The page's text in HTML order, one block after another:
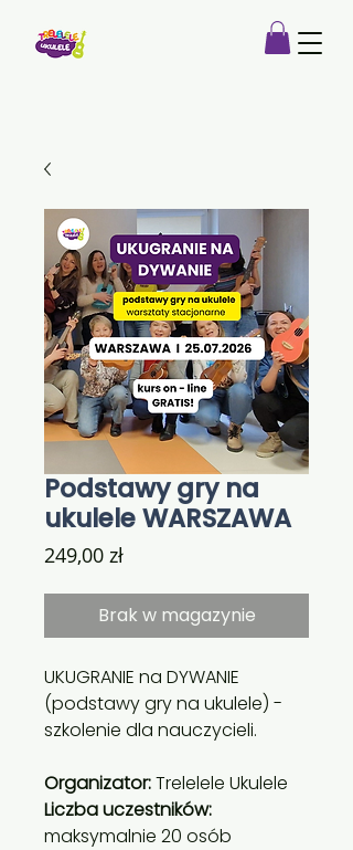
Podstawy gry na
ukulele WARSZAWA
249,00 złCena
Brak w magazynie
UKUGRANIE na DYWANIE
(podstawy gry na ukulele) -
szkolenie dla nauczycieli.
Organizator:Trelelele Ukulele
Liczba uczestników:
maksymalnie 20 osób